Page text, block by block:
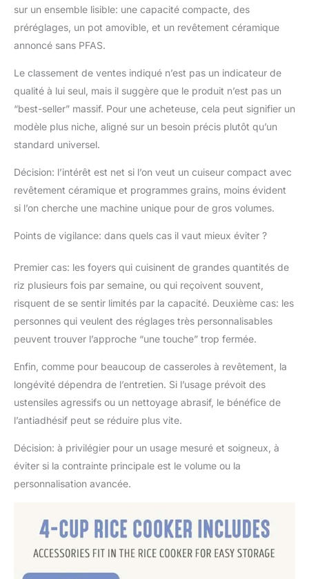
sur un ensemble lisible: une capacité compacte, des
préréglages, un pot amovible, et un revêtement céramique
annoncé sans PFAS.
Le classement de ventes indiqué n’est pas un indicateur de
qualité à lui seul, mais il suggère que le produit n’est pas un
“best-seller” massif. Pour une acheteuse, cela peut signifier un
modèle plus niche, aligné sur un besoin précis plutôt qu’un
standard universel.
Décision: l’intérêt est net si l’on veut un cuiseur compact avec
revêtement céramique et programmes grains, moins évident
si l’on cherche une machine unique pour de gros volumes.
Points de vigilance: dans quels cas il vaut mieux éviter ?
Premier cas: les foyers qui cuisinent de grandes quantités de
riz plusieurs fois par semaine, ou qui reçoivent souvent,
risquent de se sentir limités par la capacité. Deuxième cas: les
personnes qui veulent des réglages très personnalisables
peuvent trouver l’approche “une touche” trop fermée.
Enfin, comme pour beaucoup de casseroles à revêtement, la
longévité dépendra de l’entretien. Si l’usage prévoit des
ustensiles agressifs ou un nettoyage abrasif, le bénéfice de
l’antiadhésif peut se réduire plus vite.
Décision: à privilégier pour un usage mesuré et soigneux, à
éviter si la contrainte principale est le volume ou la
personnalisation avancée.